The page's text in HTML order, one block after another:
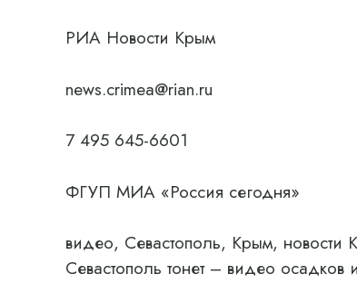
РИА Новости Крым
news.crimea@rian.ru
7 495 645-6601
ФГУП МИА «Россия сегодня»
видео, Севастополь, Крым, новости
Севастополь тонет – видео осадков